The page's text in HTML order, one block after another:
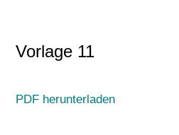
Vorlage 11
PDF herunterladen